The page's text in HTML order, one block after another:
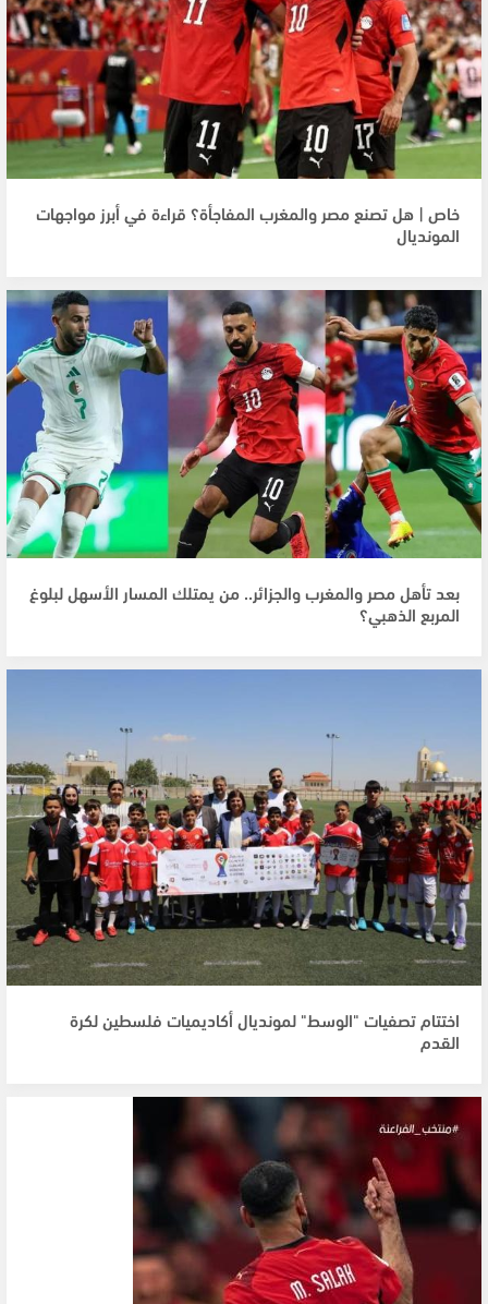
خاص | هل تصنع مصر والمغرب المفاجأة؟ قراءة في أبرز مواجهات
المونديال
بعد تأهل مصر والمغرب والجزائر.. من يمتلك المسار الأسهل لبلوغ
المربع الذهبي؟
اختتام تصفيات "الوسط" لمونديال أكاديميات فلسطين لكرة
القدم